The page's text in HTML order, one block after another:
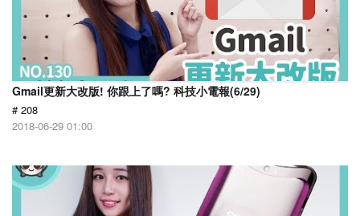
Gmail更新大改版! 你跟上了嗎? 科技小電報(6/29)
# 208
2018-06-29 01:00